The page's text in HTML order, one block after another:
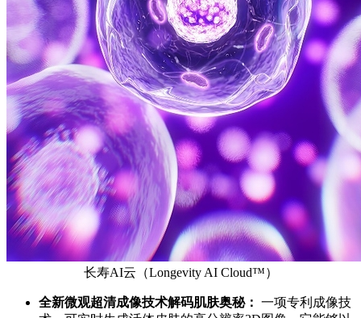
长寿AI云（Longevity AI Cloud™）
全新微观超清成像技术解码肌肤奥秘： 一项专利成像技